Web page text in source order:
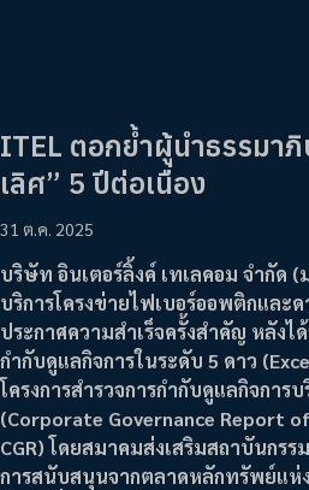
ITEL ตอกย้ำผู้นำธรรมา
เลิศ” 5 ปีต่อเนื่อง
31 ต.ค. 2025
บริษัท อินเตอร์ลิ้งค์ เทเลคอม จำกัด
บริการโครงข่ายไฟเบอร์ออพติกและ
ประกาศความสำเร็จครั้งสำคัญ หลังไ
กำกับดูแลกิจการในระดับ 5 ดาว
โครงการสำรวจการกำกับดูแลกิจกา
(Corporate Governance Report
CGR) โดยสมาคมส่งเสริมสถาบันกร
การสนับสนุนจากตลาดหลักทรัพย์แห่